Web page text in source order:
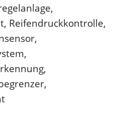
Reifendruckkontrolle,